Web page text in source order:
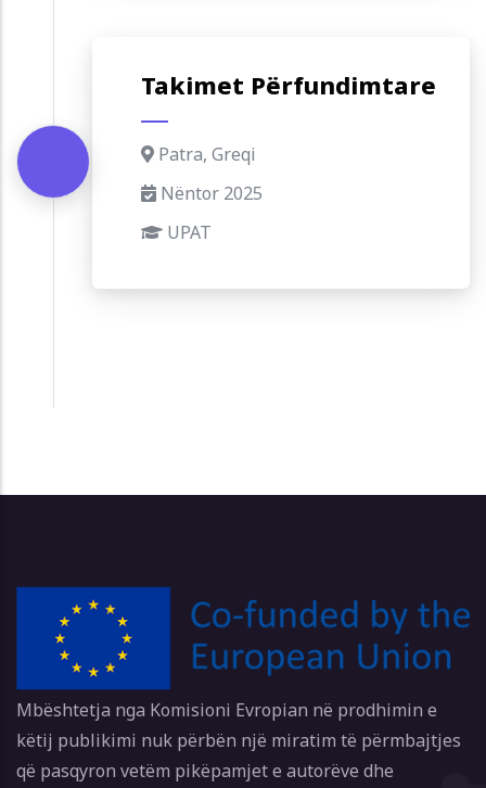
Takimet Përfundimtare
Patra, Greqi
Nëntor 2025
UPAT
Mbështetja nga Komisioni Evropian në prodhimin e
këtij publikimi nuk përbën një miratim të përmbajtjes
që pasqyron vetëm pikëpamjet e autorëve dhe